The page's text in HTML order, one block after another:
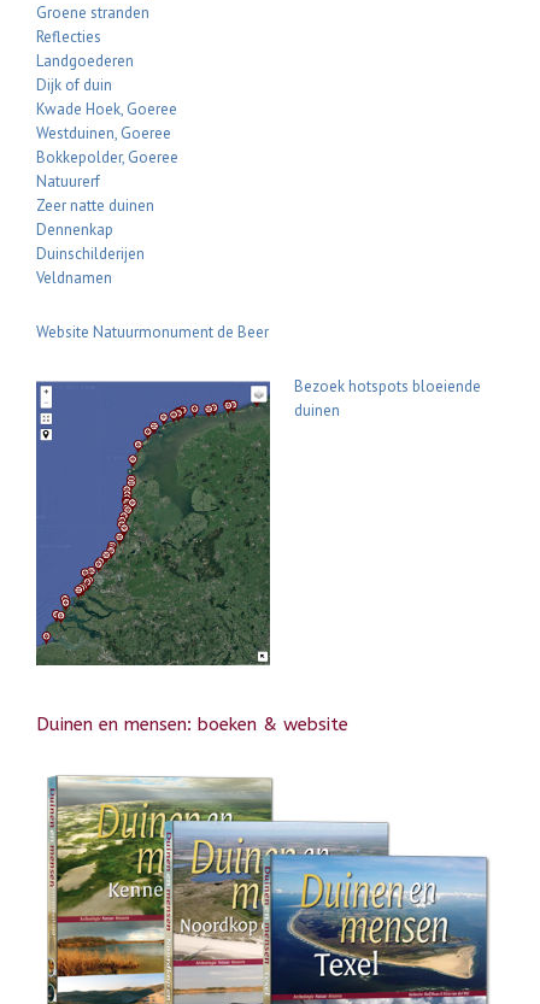
Groene stranden
Reflecties
Landgoederen
Dijk of duin
Kwade Hoek, Goeree
Westduinen, Goeree
Bokkepolder, Goeree
Natuurerf
Zeer natte duinen
Dennenkap
Duinschilderijen
Veldnamen
Website Natuurmonument de Beer
Bezoek hotspots bloeiende
duinen
Duinen en mensen: boeken & website